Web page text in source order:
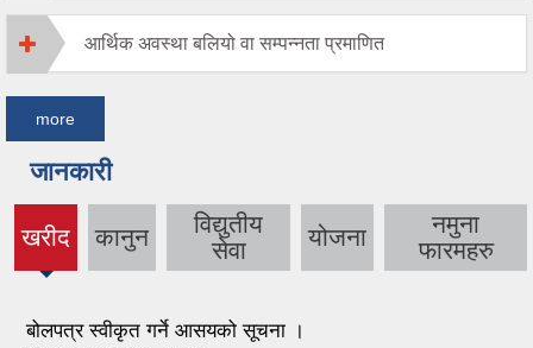
आर्थिक अवस्था बलियो वा सम्पन्नता प्रमाणित
more
जानकारी
खरीद
(active
tab)
कानुन
विद्युतीय
सेवा
योजना
नमुना
फारमहरु
बोलपत्र स्वीकृत गर्ने आसयको सूचना ।